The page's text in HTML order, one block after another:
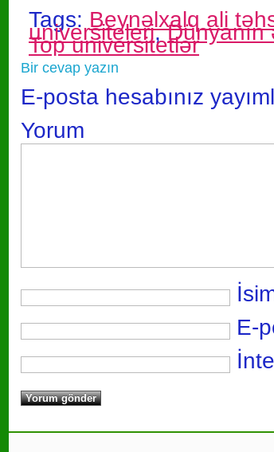
Tags: Beynəlxalq ali
universiteleri,Dünyanın
Top universitetlər
Bir cevap yazın
E-posta hesabınız
Yorum
E-